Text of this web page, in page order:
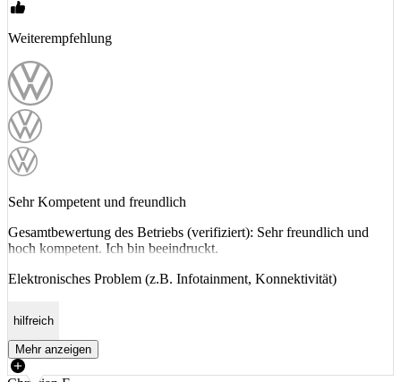
Weiterempfehlung
Sehr Kompetent und freundlich
Gesamtbewertung des Betriebs (verifiziert): Sehr freundlich und
hoch kompetent. Ich bin beeindruckt.
Elektronisches Problem (z.B. Infotainment, Konnektivität)
hilfreich
Mehr anzeigen